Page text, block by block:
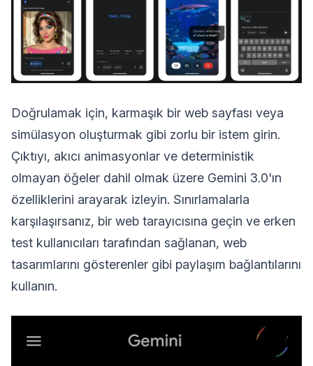
Doğrulamak için, karmaşık bir web sayfası veya
simülasyon oluşturmak gibi zorlu bir istem girin.
Çıktıyı, akıcı animasyonlar ve deterministik
olmayan öğeler dahil olmak üzere Gemini 3.0'ın
özelliklerini arayarak izleyin. Sınırlamalarla
karşılaşırsanız, bir web tarayıcısına geçin ve erken
test kullanıcıları tarafından sağlanan, web
tasarımlarını gösterenler gibi paylaşım bağlantılarını
kullanın.